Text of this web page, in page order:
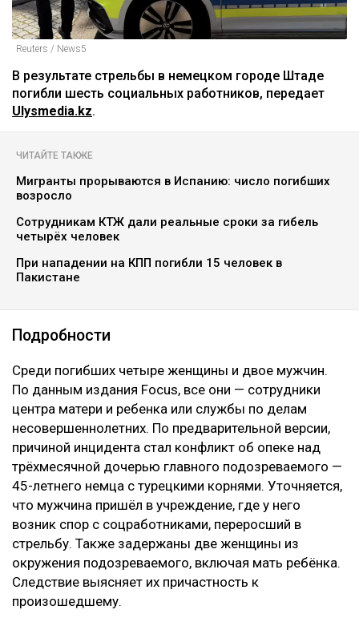
Reuters / News5
В результате стрельбы в немецком городе Штаде
погибли шесть социальных работников, передает
Ulysmedia.kz.
ЧИТАЙТЕ ТАКЖЕ
Мигранты прорываются в Испанию: число погибших
возросло
Сотрудникам КТЖ дали реальные сроки за гибель
четырёх человек
При нападении на КПП погибли 15 человек в
Пакистане
Подробности
Среди погибших четыре женщины и двое мужчин.
По данным издания Focus, все они — сотрудники
центра матери и ребенка или службы по делам
несовершеннолетних. По предварительной версии,
причиной инцидента стал конфликт об опеке над
трёхмесячной дочерью главного подозреваемого —
45-летнего немца с турецкими корнями. Уточняется,
что мужчина пришёл в учреждение, где у него
возник спор с соцработниками, переросший в
стрельбу. Также задержаны две женщины из
окружения подозреваемого, включая мать ребёнка.
Следствие выясняет их причастность к
произошедшему.